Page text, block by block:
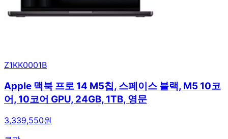
Z1KK0001B
Apple 맥북 프로 14 M5칩, 스페이스 블랙, M5 10코
어, 10코어 GPU, 24GB, 1TB, 영문
3,339,550원